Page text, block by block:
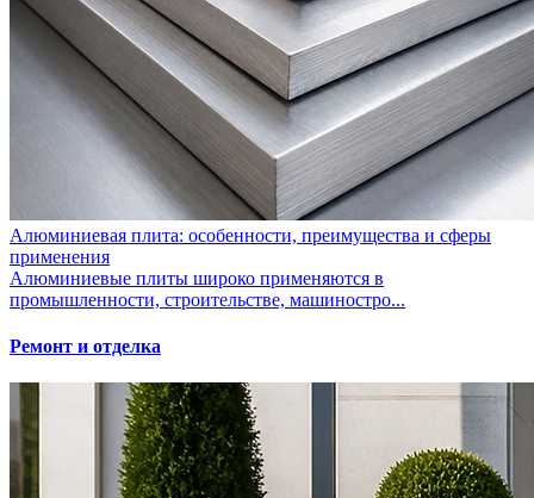
Алюминиевая плита: особенности, преимущества и сферы
применения
Алюминиевые плиты широко применяются в
промышленности, строительстве, машиностро...
Ремонт и отделка